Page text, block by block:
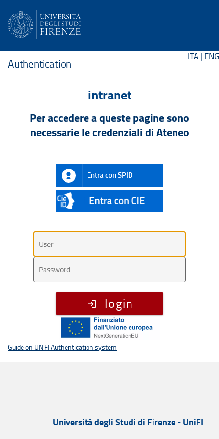
ITA | ENG
Authentication
intranet
Per accedere a queste pagine sono
necessarie le credenziali di Ateneo
Entra con SPID
CIE
ID
Utente
Password
login
Guide on UNIFI Authentication system
Università degli Studi di Firenze - UniFI